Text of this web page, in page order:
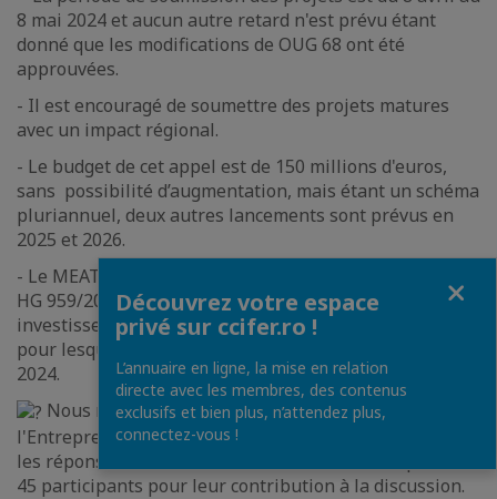
8 mai 2024 et aucun autre retard n'est prévu étant
donné que les modifications de OUG 68 ont été
approuvées.
- Il est encouragé de soumettre des projets matures
avec un impact régional.
- Le budget de cet appel est de 150 millions d'euros,
sans possibilité d’augmentation, mais étant un schéma
pluriannuel, deux autres lancements sont prévus en
2025 et 2026.
- Le MEAT prépare également le régime d'aide d'État
HG 959/2022 - accordant des subventions pour des
investissements destinés à l'industrie manufacturière,
pour lesquels un nouveau lancement est prévu en
2024.
Nous remercions le Ministère de l'Économie, de
l'Entrepreneuriat et du Tourisme pour sa présence et
les réponses fournies lors de la réunion ainsi que les
45 participants pour leur contribution à la discussion.
Découvrez votre espace
privé sur ccifer.ro !
L’annuaire en ligne, la mise en relation
directe avec les membres, des contenus
exclusifs et bien plus, n’attendez plus,
connectez-vous !